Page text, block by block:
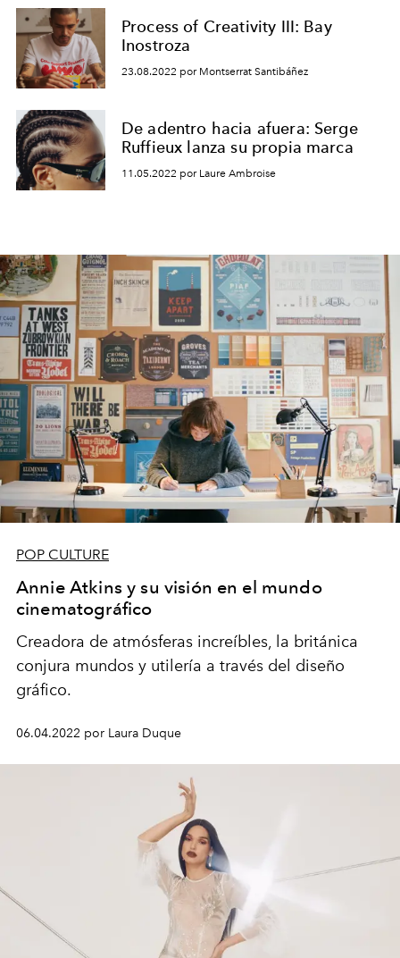
Process of Creativity III: Bay
Inostroza
23.08.2022 por Montserrat Santibáñez
De adentro hacia afuera: Serge
Ruffieux lanza su propia marca
11.05.2022 por Laure Ambroise
POP CULTURE
Annie Atkins y su visión en el mundo
cinematográfico
Creadora de atmósferas increíbles, la británica
conjura mundos y utilería a través del diseño
gráfico.
06.04.2022 por Laura Duque